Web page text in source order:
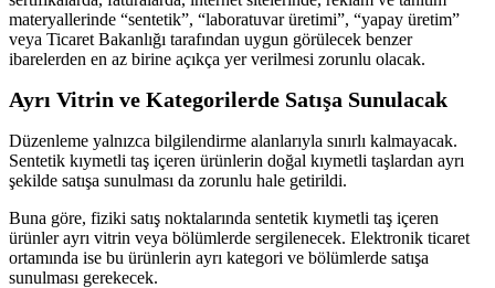
materyallerinde “sentetik”, “laboratuvar üretimi”, “yapay üretim”
veya Ticaret Bakanlığı tarafından uygun görülecek benzer
ibarelerden en az birine açıkça yer verilmesi zorunlu olacak.
Ayrı Vitrin ve Kategorilerde Satışa Sunulacak
Düzenleme yalnızca bilgilendirme alanlarıyla sınırlı kalmayacak.
Sentetik kıymetli taş içeren ürünlerin doğal kıymetli taşlardan ayrı
şekilde satışa sunulması da zorunlu hale getirildi.
Buna göre, fiziki satış noktalarında sentetik kıymetli taş içeren
ürünler ayrı vitrin veya bölümlerde sergilenecek. Elektronik ticaret
ortamında ise bu ürünlerin ayrı kategori ve bölümlerde satışa
sunulması gerekecek.